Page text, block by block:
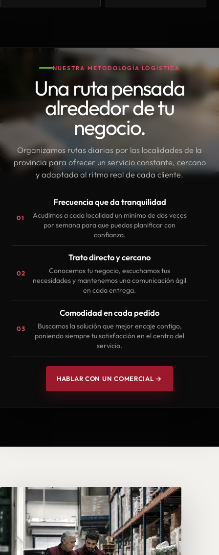
NUESTRA METODOLOGÍA LOGÍSTICA
Una ruta pensada
alrededor de tu
negocio.
Organizamos rutas diarias por las localidades de la
provincia para ofrecer un servicio constante, cercano
y adaptado al ritmo real de cada cliente.
01
Frecuencia que da tranquilidad
Acudimos a cada localidad un mínimo de dos veces
por semana para que puedas planificar con
confianza.
02
Trato directo y cercano
Conocemos tu negocio, escuchamos tus
necesidades y mantenemos una comunicación ágil
en cada entrega.
03
Comodidad en cada pedido
Buscamos la solución que mejor encaje contigo,
poniendo siempre tu satisfacción en el centro del
servicio.
HABLAR CON UN COMERCIAL →